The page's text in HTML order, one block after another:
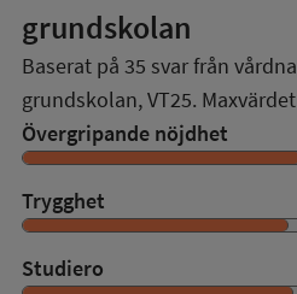
grundskolan
Baserat på 35 svar från
grundskolan,VT25.
Övergripande nöjdhet
Trygghet
Studiero